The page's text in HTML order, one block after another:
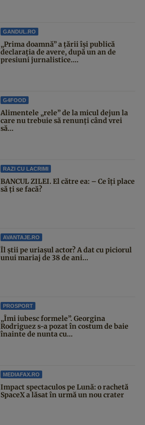
GANDUL.RO
„Prima doamnă” a țării își publică
declarația de avere, după un an de
presiuni jurnalistice....
G4FOOD
Alimentele „rele” de la micul dejun la
care nu trebuie să renunți când vrei
să...
RAZI CU LACRIMI
BANCUL ZILEI. El către ea: – Ce îți place
să ți se facă?
AVANTAJE.RO
Îl știi pe uriașul actor? A dat cu piciorul
unui mariaj de 38 de ani...
PROSPORT
„Îmi iubesc formele”. Georgina
Rodriguez s-a pozat în costum de baie
înainte de nunta cu...
MEDIAFAX.RO
Impact spectaculos pe Lună: o rachetă
SpaceX a lăsat în urmă un nou crater